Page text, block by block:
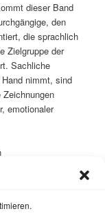
dieser Band
den
die sprachlich
Zielgruppe der
Sachliche
nimmt, sind
emotionaler
inspirierenden